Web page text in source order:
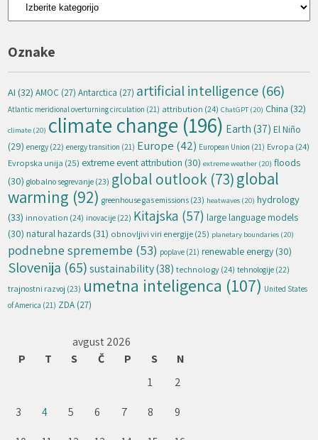
Oznake
AI (32) AMOC (27) Antarctica (27) artificial intelligence (66)
Atlantic meridional overturning circulation (21) attribution (24) ChatGPT (20) China (32)
climate (20) climate change (196) Earth (37) El Niño
(29) energy (22) energy transition (21) Europe (42) European Union (21) Evropa (24)
Evropska unija (25) extreme event attribution (30) extreme weather (20) floods
(30) globalno segrevanje (23) global outlook (73)global
warming (92) greenhouse gas emissions (23) heatwaves (20) hydrology
(33) innovation (24) inovacije (22) Kitajska (57) large language models
(30) natural hazards (31) obnovljivi viri energije(25) planetary boundaries (20)
podnebne spremembe (53) poplave (21) renewable energy (30)
Slovenija (65) sustainability(38) technology(24) tehnologije (22)
trajnostni razvoj (23) umetna inteligenca (107) United States
of America (21) ZDA (27)
avgust 2026
P
T S Č P S
N
1
2
3
4 5 6 7 8
9